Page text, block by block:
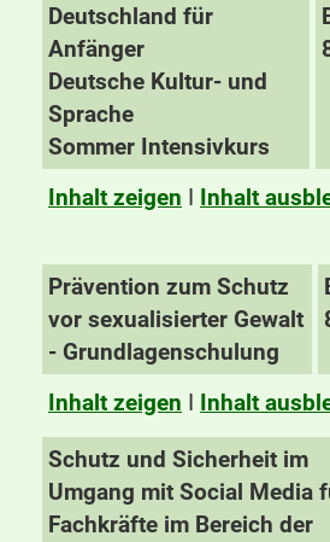
Deutschland für
Anfänger
Deutsche Kultur- und
Sprache
Sommer Intensivkurs
Inhalt zeigen I Inhalt
Prävention zum Schutz
vor sexualisierter Gewalt
- Grundlagenschulung
Inhalt zeigen I Inhalt
Schutz und Sicherheit im
Umgang mit Social Media
Fachkräfte im Bereich der